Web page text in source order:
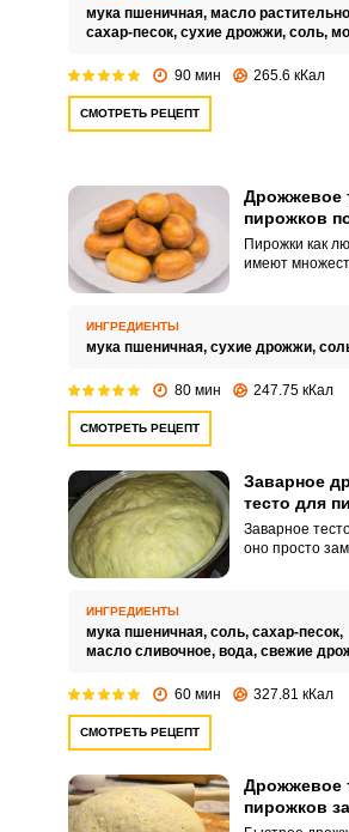
дрожжами.
любите
мука пшеничная, масло
сахар-песок, сухие дрожжи, соль,
90 мин 265.6 кКал
СМОТРЕТЬ РЕЦЕПТ
Дрожжевое
пирожков
Пирожки как
имеют
приготовления
ИНГРЕДИЕНТЫ
мука пшеничная, сухие дрожжи,
80 мин 247.75 кКал
СМОТРЕТЬ РЕЦЕПТ
Заварное
тесто для
Заварное
оно просто
кипятком и
много времени
ИНГРЕДИЕНТЫ
мука пшеничная, соль, сахар-песок,
масло сливочное, вода, свежие
60 мин 327.81 кКал
СМОТРЕТЬ РЕЦЕПТ
Дрожжевое
пирожков